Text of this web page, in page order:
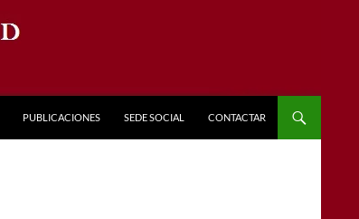
PUBLICACIONES SEDE SOCIAL CONTACTAR